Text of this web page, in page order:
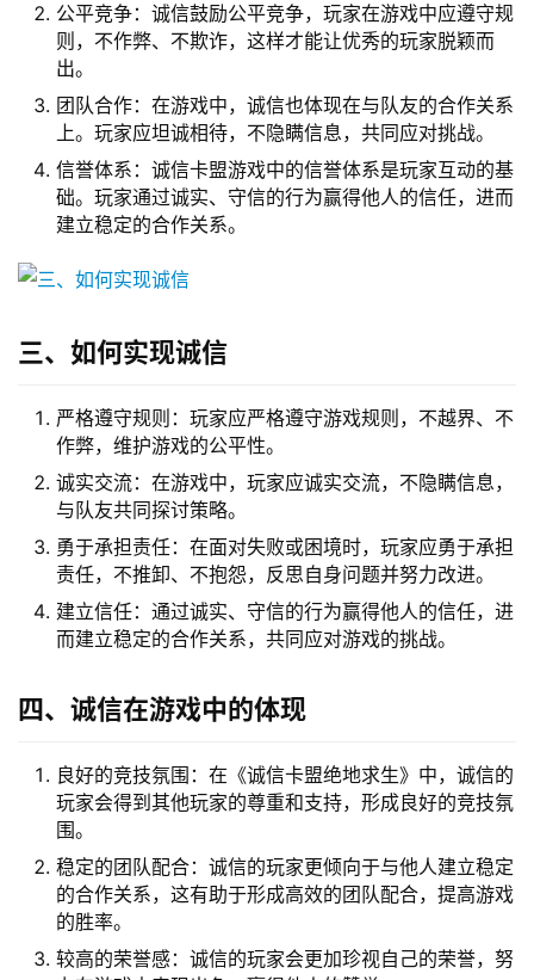
公平竞争：诚信鼓励公平竞争，玩家在游戏中应遵守规
则，不作弊、不欺诈，这样才能让优秀的玩家脱颖而
出。
团队合作：在游戏中，诚信也体现在与队友的合作关系
上。玩家应坦诚相待，不隐瞒信息，共同应对挑战。
信誉体系：诚信卡盟游戏中的信誉体系是玩家互动的基
础。玩家通过诚实、守信的行为赢得他人的信任，进而
建立稳定的合作关系。
三、如何实现诚信
严格遵守规则：玩家应严格遵守游戏规则，不越界、不
作弊，维护游戏的公平性。
诚实交流：在游戏中，玩家应诚实交流，不隐瞒信息，
与队友共同探讨策略。
勇于承担责任：在面对失败或困境时，玩家应勇于承担
责任，不推卸、不抱怨，反思自身问题并努力改进。
建立信任：通过诚实、守信的行为赢得他人的信任，进
而建立稳定的合作关系，共同应对游戏的挑战。
四、诚信在游戏中的体现
良好的竞技氛围：在《诚信卡盟绝地求生》中，诚信的
玩家会得到其他玩家的尊重和支持，形成良好的竞技氛
围。
稳定的团队配合：诚信的玩家更倾向于与他人建立稳定
的合作关系，这有助于形成高效的团队配合，提高游戏
的胜率。
较高的荣誉感：诚信的玩家会更加珍视自己的荣誉，努